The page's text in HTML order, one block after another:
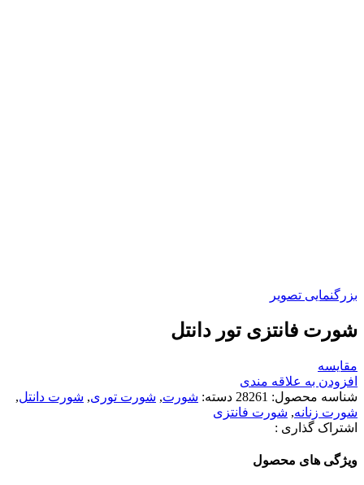
بزرگنمایی تصویر
شورت فانتزی تور دانتل
مقایسه
افزودن به علاقه مندی
شناسه محصول: 28261 دسته: شورت, شورت توری, شورت دانتل,
شورت زنانه, شورت فانتزی
اشتراک گذاری :
ویژگی های محصول